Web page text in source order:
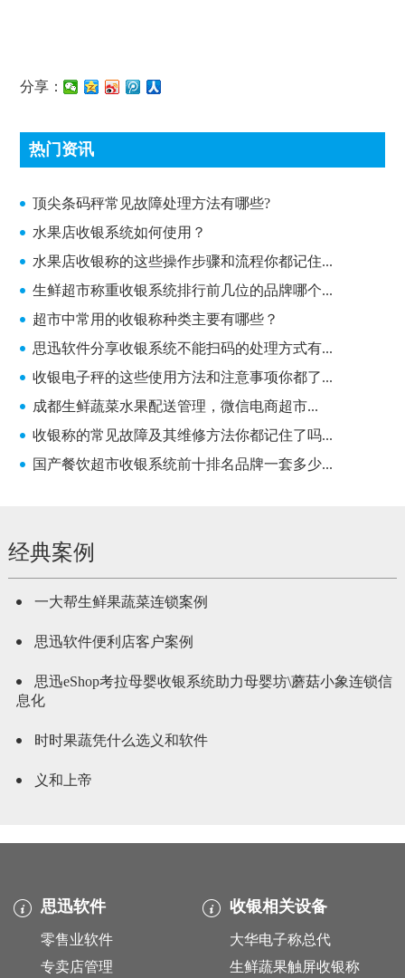
分享：
热门资讯
顶尖条码秤常见故障处理方法有哪些?
顶尖条码秤常见故障处理方法有哪些?
水果店收银系统如何使用？
水果店收银称的这些操作步骤和流程你都记住...
生鲜超市称重收银系统排行前几位的品牌哪个...
超市中常用的收银称种类主要有哪些？
思迅软件分享收银系统不能扫码的处理方式有...
收银电子秤的这些使用方法和注意事项你都了...
成都生鲜蔬菜水果配送管理，微信电商超市...
收银称的常见故障及其维修方法你都记住了吗...
国产餐饮超市收银系统前十排名品牌一套多少...
经典案例
一大帮生鲜果蔬菜连锁案例
思迅软件便利店客户案例
思迅eShop考拉母婴收银系统助力母婴坊\蘑菇小象连锁信
息化
时时果蔬凭什么选义和软件
义和上帝
思迅软件
零售业软件
专卖店管理
收银相关设备
大华电子称总代
生鲜蔬果触屏收银称